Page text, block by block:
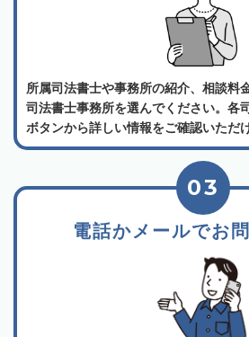
所属司法書士や事務所の紹介、相談料
司法書士事務所を選んでください。各
ボタンから詳しい情報をご確認いただ
電話かメールでお
03